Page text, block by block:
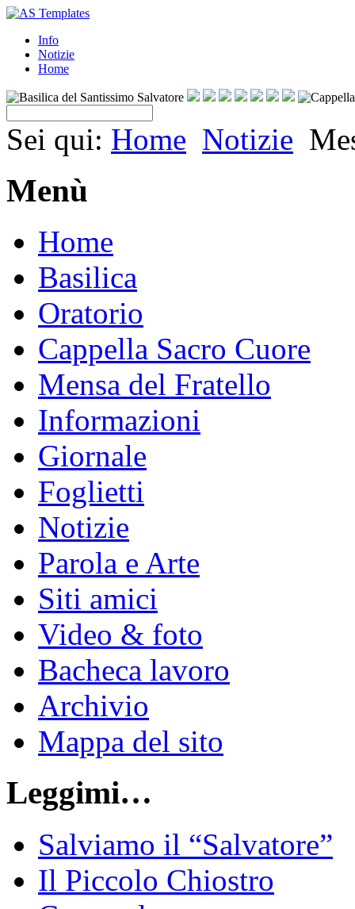
Info
Notizie
Home
Sei qui: Home Notizie
Menù
Home
Basilica
Oratorio
Cappella Sacro Cuore
Mensa del Fratello
Informazioni
Giornale
Foglietti
Notizie
Parola e Arte
Siti amici
Video & foto
Bacheca lavoro
Archivio
Mappa del sito
Leggimi…
Salviamo il “Salvatore”
Il Piccolo Chiostro